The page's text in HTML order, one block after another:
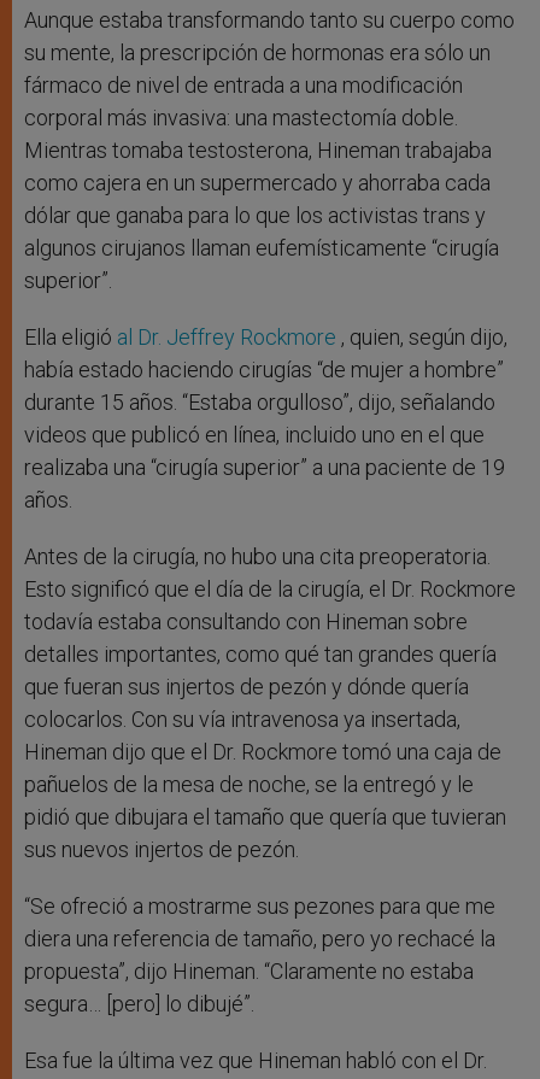
Aunque estaba transformando tanto su cuerpo como
su mente, la prescripción de hormonas era sólo un
fármaco de nivel de entrada a una modificación
corporal más invasiva: una mastectomía doble.
Mientras tomaba testosterona, Hineman trabajaba
como cajera en un supermercado y ahorraba cada
dólar que ganaba para lo que los activistas trans y
algunos cirujanos llaman eufemísticamente “cirugía
superior”.
Ella eligió al Dr. Jeffrey Rockmore , quien, según dijo,
había estado haciendo cirugías “de mujer a hombre”
durante 15 años. “Estaba orgulloso”, dijo, señalando
videos que publicó en línea, incluido uno en el que
realizaba una “cirugía superior” a una paciente de 19
años.
Antes de la cirugía, no hubo una cita preoperatoria.
Esto significó que el día de la cirugía, el Dr. Rockmore
todavía estaba consultando con Hineman sobre
detalles importantes, como qué tan grandes quería
que fueran sus injertos de pezón y dónde quería
colocarlos. Con su vía intravenosa ya insertada,
Hineman dijo que el Dr. Rockmore tomó una caja de
pañuelos de la mesa de noche, se la entregó y le
pidió que dibujara el tamaño que quería que tuvieran
sus nuevos injertos de pezón.
“Se ofreció a mostrarme sus pezones para que me
diera una referencia de tamaño, pero yo rechacé la
propuesta”, dijo Hineman. “Claramente no estaba
segura… [pero] lo dibujé”.
Esa fue la última vez que Hineman habló con el Dr.